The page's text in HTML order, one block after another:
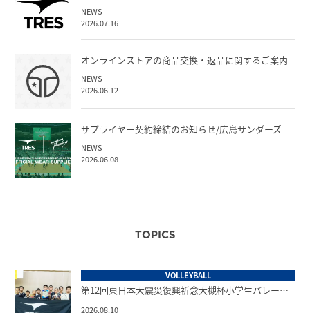
NEWS
2026.07.16
オンラインストアの商品交換・返品に関するご案内
NEWS
2026.06.12
サプライヤー契約締結のお知らせ/広島サンダーズ
NEWS
2026.06.08
TOPICS
VOLLEYBALL
第12回東日本大震災復興祈念大槻杯小学生バレー…
2026.08.10